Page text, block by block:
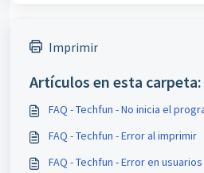
Imprimir
Artículos en esta carpeta:
FAQ - Techfun - No inicia el
FAQ - Techfun - Error al imprimir
FAQ - Techfun - Error en